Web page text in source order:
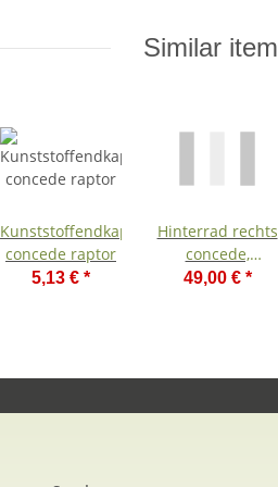
Similar
Kunststoffendkappe
concede raptor
5,13 € *
Hinterrad rechts
concede,
schwarz
49,00 € *